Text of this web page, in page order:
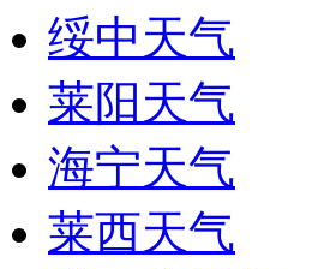
绥中天气
莱阳天气
海宁天气
莱西天气